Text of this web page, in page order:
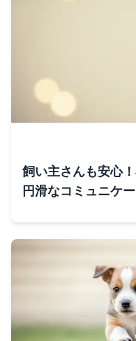
飼い主さんも安心
円滑なコミュニケ